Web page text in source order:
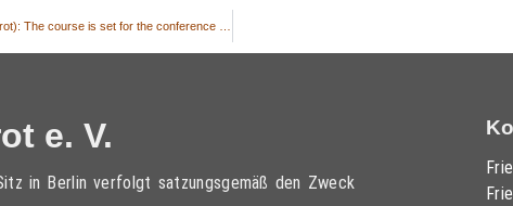
e. V.
in Berlin verfolgt satzungsgemäß den Zweck